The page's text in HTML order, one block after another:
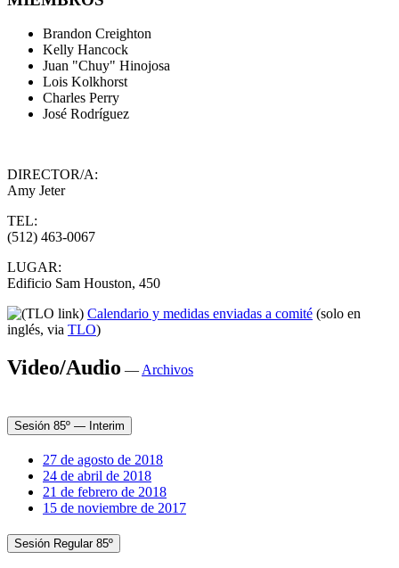
Brandon Creighton
Kelly Hancock
Juan "Chuy" Hinojosa
Lois Kolkhorst
Charles Perry
José Rodríguez
DIRECTOR/A:
Amy Jeter
TEL:
(512) 463-0067
LUGAR:
Edificio Sam Houston, 450
Calendario y medidas enviadas a comité (solo en
inglés, via TLO)
Video/Audio — Archivos
Sesión 85º — Interim
27 de agosto de 2018
24 de abril de 2018
21 de febrero de 2018
15 de noviembre de 2017
Sesión Regular 85º